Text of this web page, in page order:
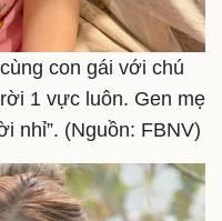
sống
Nhà đẹp
yêu - Gia đình
con gái với chú
1 vực luôn. Gen mẹ
nhỉ”. (Nguồn: FBNV)